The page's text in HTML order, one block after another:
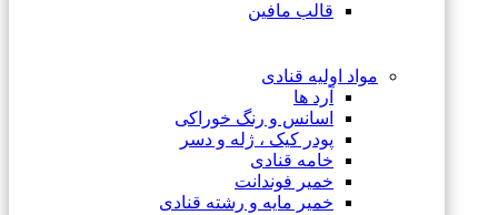
قالب مافین
مواد اولیه قنادی
آرد ها
اسانس و رنگ خوراکی
پودر کیک ، ژله و دسر
خامه قنادی
خمیر فوندانت
خمیر مایه و رشته قنادی